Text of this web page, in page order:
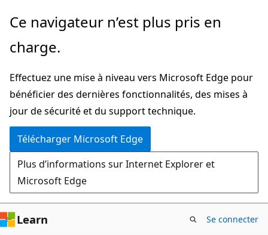
Passer
contenu
Ce navigateur n’est plus pris en
charge.
Effectuez une mise à niveau vers Microsoft Edge pour
bénéficier des dernières fonctionnalités, des mises à
jour de sécurité et du support technique.
Télécharger Microsoft Edge
Plus d’informations sur Internet Explorer et
Microsoft Edge
Learn Se connecter